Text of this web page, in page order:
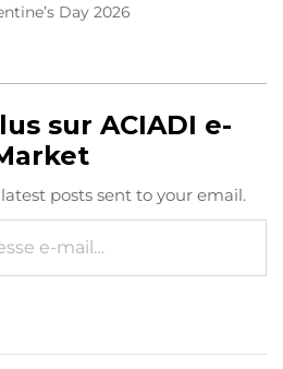
Day 2026
sur ACIADI e-
posts sent to your email.